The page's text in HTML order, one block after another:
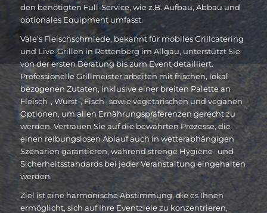
den benötigten Full-Service, wie z.B. Aufbau, Abbau und
optionales Equipment umfasst.
Vale’s Fleischschmiede, bekannt für mobiles Grillcatering
und Live-Grillen in Rettenberg im Allgäu, unterstützt Sie
von der ersten Beratung bis zum Event detailliert.
Professionelle Grillmeister arbeiten mit frischen, lokal
bezogenen Zutaten, inklusive einer breiten Palette an
Fleisch-, Wurst-, Fisch- sowie vegetarischen und veganen
Optionen, um allen Ernährungspräferenzen gerecht zu
werden. Vertrauen Sie auf die bewährten Prozesse, die
einen reibungslosen Ablauf auch in wetterabhängigen
Szenarien garantieren, während strenge Hygiene- und
Sicherheitsstandards bei jeder Veranstaltung eingehalten
werden.
Ziel ist eine harmonische Abstimmung, die es Ihnen
ermöglicht, sich auf Ihre Eventziele zu konzentrieren,